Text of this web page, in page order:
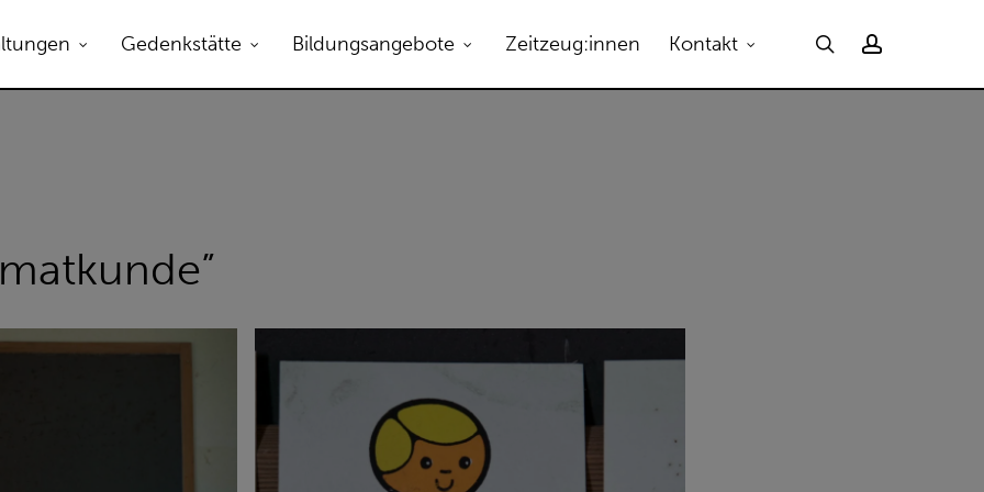
Gedenkstätte Bildungsangebote Zeitzeug:innen Kontakt searchaccount